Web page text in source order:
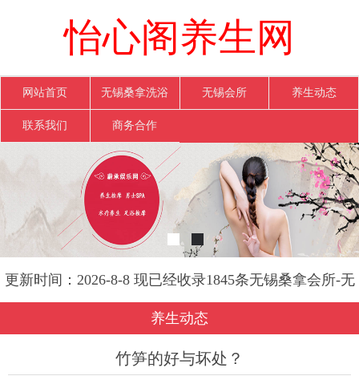
怡心阁养生网
网站首页 无锡桑拿洗浴 无锡会所 养生动态
联系我们 商务合作
更新时间：2026-8-8 现已经收录1845条无锡桑拿会所-无
锡怡心阁养生网信息
养生动态
竹笋的好与坏处？